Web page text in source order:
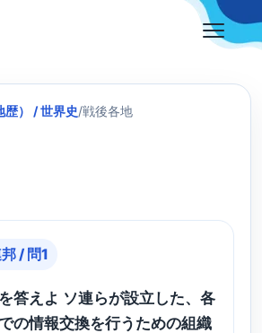
歴） / 世界史/戦後各地
/ 問1
答えよ ソ連らが設立した、各
の情報交換を行うための組織